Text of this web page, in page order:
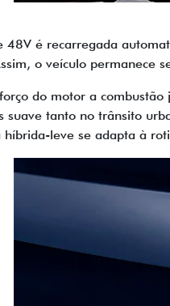
é recarregada
o veículo permanece
do motor a
suave tanto no trânsito
leve se adapta à